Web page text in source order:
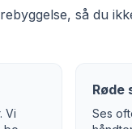
så du
Vi
Røde
Ses